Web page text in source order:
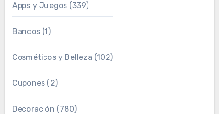
Apps y Juegos (339)
Bancos(1)
Cosméticos y Belleza (102)
Cupones (2)
Decoración (780)